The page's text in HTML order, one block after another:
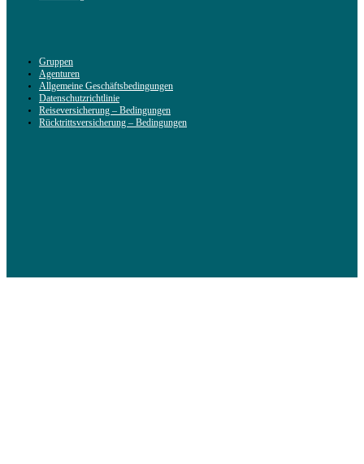
Gruppen
Agenturen
Allgemeine Geschäftsbedingungen
Datenschutzrichtlinie
Reiseversicherung – Bedingungen
Rücktrittsversicherung – Bedingungen